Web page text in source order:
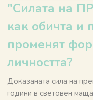
"Силата на
как обичта и
променят
личността?
Доказаната сила на
години в световен